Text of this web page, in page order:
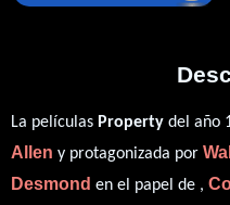
La películas Property del año
Allen y protagonizada por
Desmond en el papel de ,